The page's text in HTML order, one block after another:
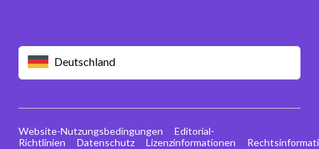
Deutschland
Website-Nutzungsbedingungen
Editorial-
Richtlinien
Datenschutz Lizenzinformationen